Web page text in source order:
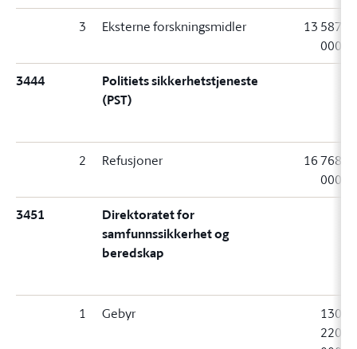
3 Eksterne forskningsmidler
13 587
000
3444
Politiets sikkerhetstjeneste
(PST)
2 Refusjoner
16 768
000
3451
Direktoratet for
samfunnssikkerhet og
beredskap
1 Gebyr
130
220